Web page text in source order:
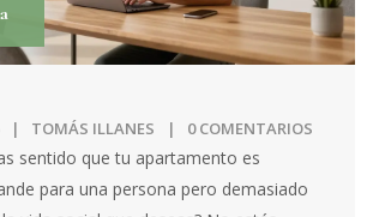
TOMÁS ILLANES 0 COMENTARIOS
sentido que tu apartamento es
para una persona pero demasiado